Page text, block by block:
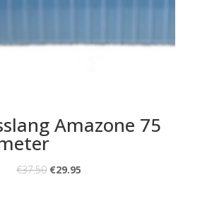
Amazone 75
€37.50 €29.95